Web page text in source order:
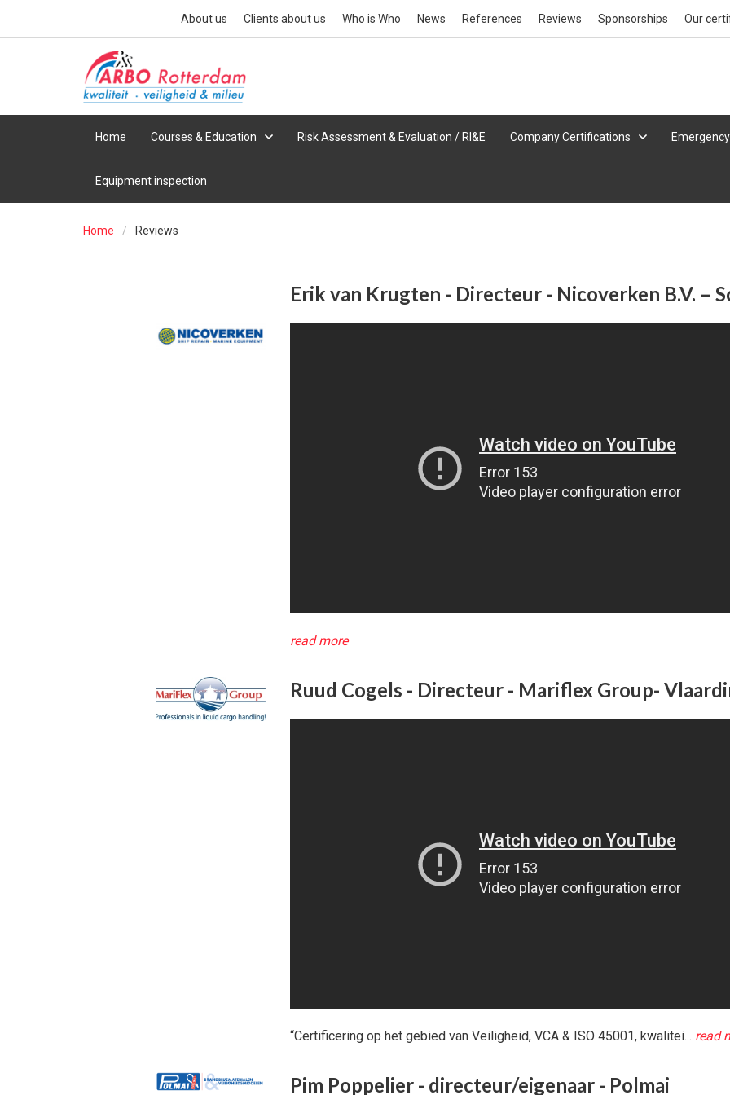
About us Clients about us Who is Who News References Reviews Sponsorships Our
Home Courses & Education Risk Assessment & Evaluation / RI&E Company Certifications
Equipment inspection
Home Reviews
Erik van Krugten - Directeur - Nicoverken B.V. –
read more
Ruud Cogels - Directeur - Mariflex Group-
“Certificering op het gebied van Veiligheid, VCA & ISO 45001, kwalitei... read
Pim Poppelier - directeur/eigenaar - Polmai